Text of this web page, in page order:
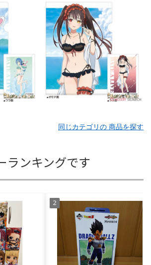
同じカテゴリの 商品を探す
ランキングです